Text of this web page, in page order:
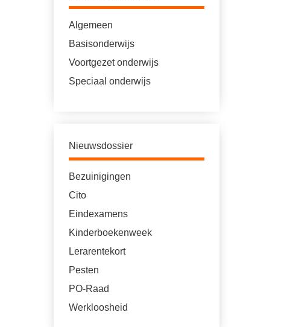
Algemeen
Basisonderwijs
Voortgezet onderwijs
Speciaal onderwijs
Nieuwsdossier
Bezuinigingen
Cito
Eindexamens
Kinderboekenweek
Lerarentekort
Pesten
PO-Raad
Werkloosheid